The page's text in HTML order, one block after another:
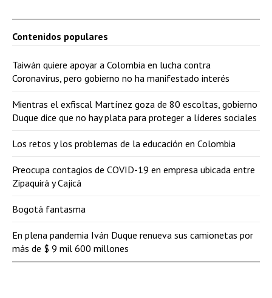
Contenidos populares
Taiwán quiere apoyar a Colombia en lucha contra
Coronavirus, pero gobierno no ha manifestado interés
Mientras el exfiscal Martínez goza de 80 escoltas, gobierno
Duque dice que no hay plata para proteger a líderes sociales
Los retos y los problemas de la educación en Colombia
Preocupa contagios de COVID-19 en empresa ubicada entre
Zipaquirá y Cajicá
Bogotá fantasma
En plena pandemia Iván Duque renueva sus camionetas por
más de $ 9 mil 600 millones